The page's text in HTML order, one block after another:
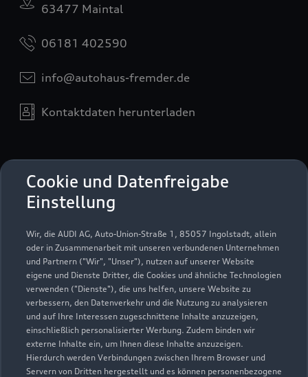
Cookie und Datenfreigabe
Einstellung
Wir, die AUDI AG, Auto-Union-Straße 1, 85057 Ingolstadt, allein
oder in Zusammenarbeit mit unseren verbundenen Unternehmen
und Partnern ("Wir", "Unser"), nutzen auf unserer Website
eigene und Dienste Dritter, die Cookies und ähnliche Technologien
verwenden ("Dienste"), die uns helfen, unsere Website zu
verbessern, den Datenverkehr und die Nutzung zu analysieren
und auf Ihre Interessen zugeschnittene Inhalte anzuzeigen,
einschließlich personalisierter Werbung. Zudem binden wir
externe Inhalte ein, um Ihnen diese Inhalte anzuzeigen.
Hierdurch werden Verbindungen zwischen Ihrem Browser und
Servern von Dritten hergestellt und es können personenbezogene
63477 Maintal
06181 402590
info@autohaus-fremder.de
Kontaktdaten herunterladen
Öffnungszeiten
Geschlossen ,öffnet am Freitag 07:30
Teile & Zubehörverkauf
Geschlossen,öffnet am Freitag 07:30